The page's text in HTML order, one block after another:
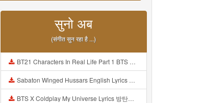
सुनो अब
(संगीत सुन रहा है ...)
BT21 Characters In Real Life Part 1 BTS AND BT21 방탄소년단 BT21 BT21아가들은 아빠조아 따라쟁이들 BTS Vs BT21 Mp3
Sabaton Winged Hussars English Lyrics Mp3
BTS X Coldplay My Universe Lyrics 방탄소년단 콜드플레이 My Universe 가사 Color Coded Lyrics Han Rom Eng Mp3